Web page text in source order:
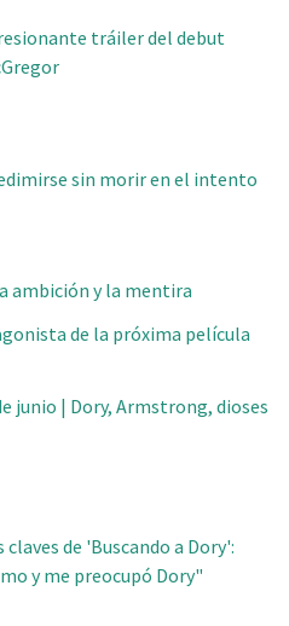
tráiler del debut
sin morir en el intento
ambición y la mentira
de la próxima película
junio | Dory, Armstrong, dioses
de 'Buscando a Dory':
y me preocupó Dory"